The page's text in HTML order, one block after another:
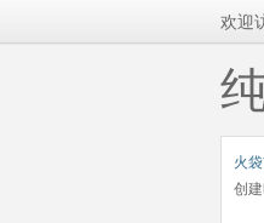
欢迎
火
创